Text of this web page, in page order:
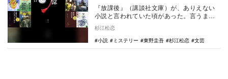
『放課後』（講談社文庫）が、ありえない
小説と言われていた頃があった。言うまで
もなく、第31回江戸川乱歩賞を受賞した東
野圭吾のデビ…
杉江松恋
小説
ミステリー 東野圭吾 杉江松恋 文芸